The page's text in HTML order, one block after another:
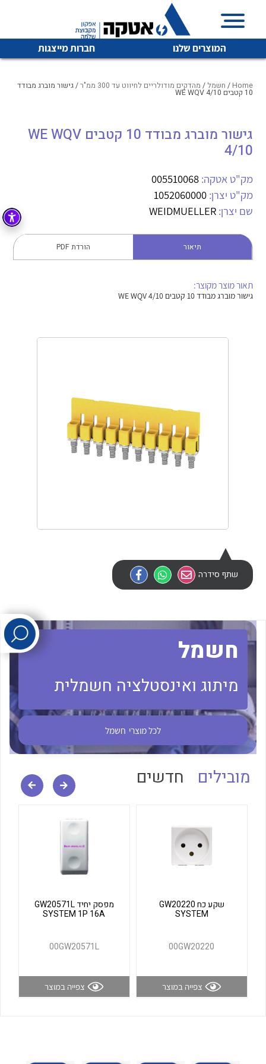
המוצרים שלנו חברות מייצגות
איכות | שרות | זמינות
אטקה בע”מ היא החברה הגדולה והמובילה בישראל בשיווק
מיתוג, בקרה , ואינסטלציה חשמלית ופעילה ב7 תחומים:
חשמל מיתוג ואינסטלציה חשמלית
קופסאות וארונות לחשמל, בקרה ואלקטרוניקה
פתרונות וציוד לסביבה נפיצה EX
לכל מוצרי היצרן לכל מוצרי היצרן
לכל מוצרי היצרן לכל מוצרי היצרן
לכל מוצרי היצרן לכל מוצרי היצרן
לכל מוצרי היצרן
לכל מוצרי היצרן לכל מוצרי היצרן
לכל מוצרי היצרן לכל מוצרי היצרן
Home
/ חשמל / מהדקים מודולריים לחיווט עד 300 ממ"ר / גישור מוברג מבודד
10 קטבים WE WQV 4/10
גישור מוברג מבודד 10 קטבים WE WQV
4/10
מק"ט אטקה: 005510068
מק"ט יצרן: 1052060000
שם יצרן: WEIDMUELLER
תיאור הורדת PDF
תאור מוצר מקוצר:
גישור מוברג מבודד 10 קטבים WE WQV 4/10
שתף סידרה
חשמל
מיתוג ואינסטלציה חשמלית
לכל מוצרי חשמל
מובילים חדשים
שקע כח GW20220
SYSTEM
00GW20220
צפייה במוצר
מפסק יחיד GW20571L
SYSTEM 1P 16A
00GW20571L
צפייה במוצר